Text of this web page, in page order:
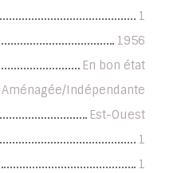
1
1956
En bon état
Aménagée/Indépendante
Est-Ouest
1
1